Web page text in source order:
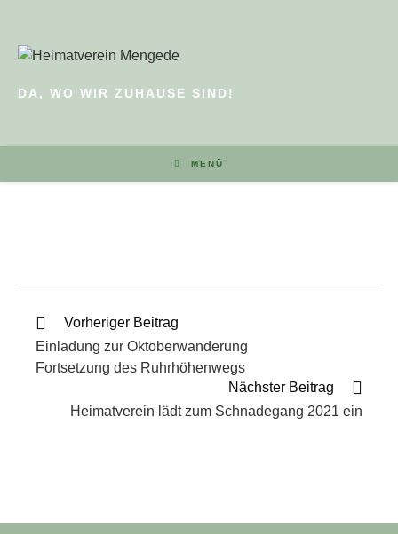
DA, WO WIR ZUHAUSE SIND!
MENÜ
Vorheriger Beitrag
Einladung zur Oktoberwanderung
Fortsetzung des Ruhrhöhenwegs
Nächster Beitrag
Heimatverein lädt zum Schnadegang 2021 ein